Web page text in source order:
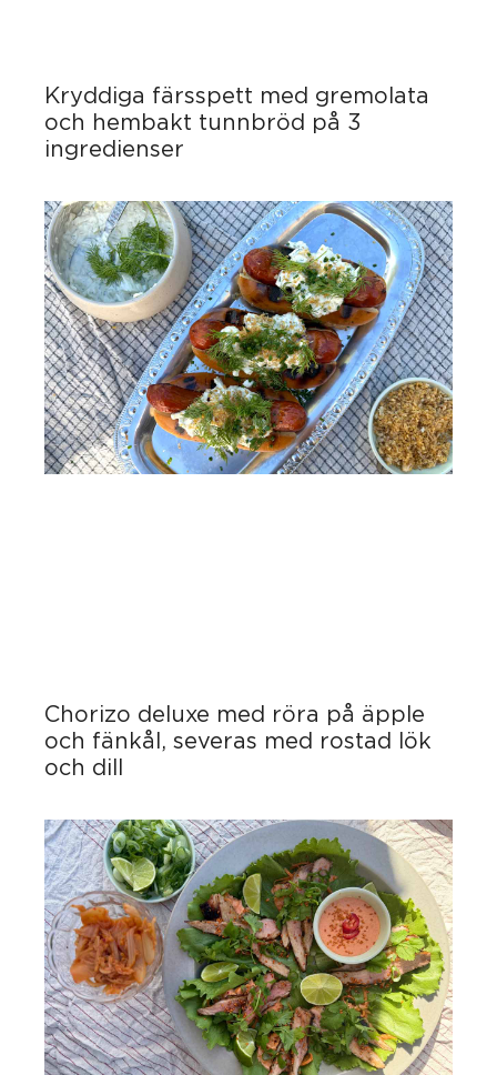
Kryddiga färsspett med gremolata
och hembakt tunnbröd på 3
ingredienser
Chorizo deluxe med röra på äpple
och fänkål, severas med rostad lök
och dill